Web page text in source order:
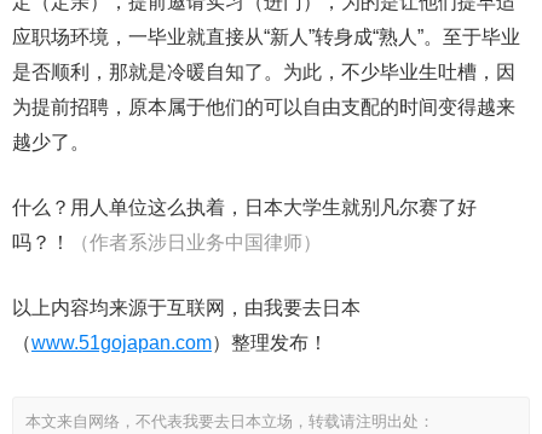
应职场环境，一毕业就直接从“新人”转身成“熟人”。至于毕业
是否顺利，那就是冷暖自知了。为此，不少毕业生吐槽，因
为提前招聘，原本属于他们的可以自由支配的时间变得越来
越少了。
什么？用人单位这么执着，日本大学生就别凡尔赛了好
吗？！
（作者系涉日业务中国律师）
以上内容均来源于互联网，由我要去日本
（www.51gojapan.com）整理发布！
本文来自网络，不代表我要去日本立场，转载请注明出处：